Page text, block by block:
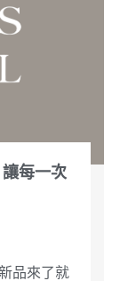
每一次
品來了就